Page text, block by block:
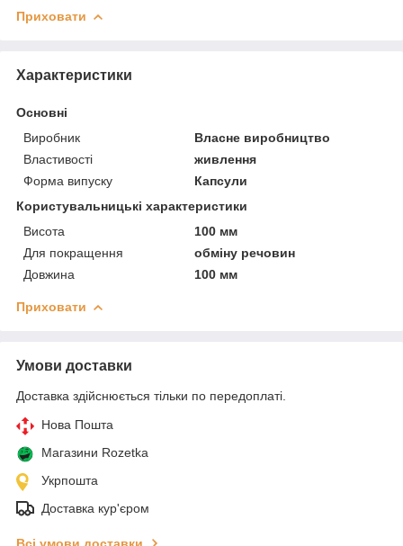
Приховати
Характеристики
Основні
Виробник
Власне виробництво
Властивості
живлення
Форма випуску
Капсули
Користувальницькі характеристики
Висота
100 мм
Для покращення
обміну речовин
Довжина
100 мм
Приховати
Умови доставки
Доставка здійснюється тільки по передоплаті.
Нова Пошта
Магазини Rozetka
Укрпошта
Доставка кур'єром
Всі умови доставки